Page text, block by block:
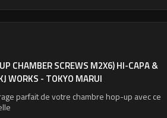
CHAMBER SCREWS M2X6) HI-CAPA &
WORKS - TOKYO MARUI
parfait de votre chambre hop-up avec ce